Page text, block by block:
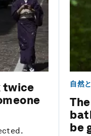
twice
自然
be